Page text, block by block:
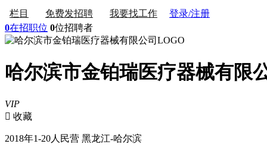
栏目 免费发招聘 我要找工作
登录/注册
0在招职位 0位招聘者
哈尔滨市金铂瑞医疗器械有限
VIP
 收藏
2018年1-20人 民营 黑龙江-哈尔滨